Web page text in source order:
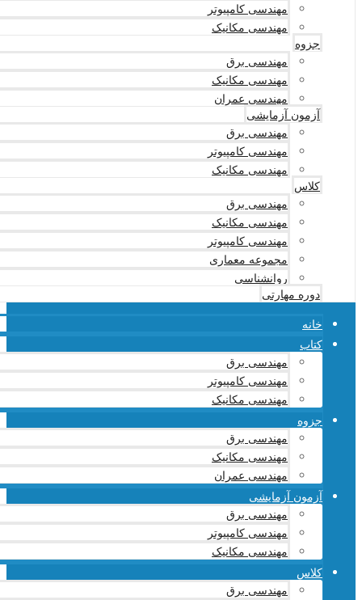
مهندسی کامپیوتر
مهندسی مکانیک
جزوه
مهندسی برق
مهندسی مکانیک
مهندسی عمران
آزمون آزمایشی
مهندسی برق
مهندسی کامپیوتر
مهندسی مکانیک
کلاس
مهندسی برق
مهندسی مکانیک
مهندسی کامپیوتر
مجموعه معماری
روانشناسی
دوره مهارتی
خانه
کتاب
مهندسی برق
مهندسی کامپیوتر
مهندسی مکانیک
جزوه
مهندسی برق
مهندسی مکانیک
مهندسی عمران
آزمون آزمایشی
مهندسی برق
مهندسی کامپیوتر
مهندسی مکانیک
کلاس
مهندسی برق